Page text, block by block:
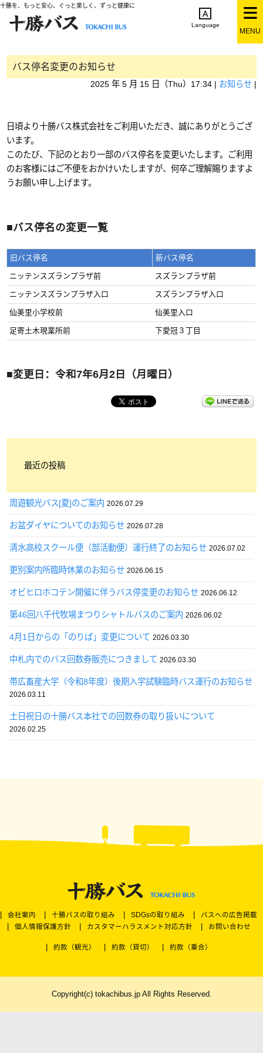
十勝を、もっと安心、ぐっと楽しく、ずっと健康に
Language
한국어
MENU
バス停名変更のお知らせ
2025 年 5 月 15 日（Thu）17:34 | お知らせ|
日頃より十勝バス株式会社をご利用いただき、誠にありがとうござ
います。
このたび、下記のとおり一部のバス停名を変更いたします。ご利用
のお客様にはご不便をおかけいたしますが、何卒ご理解賜りますよ
うお願い申し上げます。
■バス停名の変更一覧
旧バス停名 新バス停名
ニッテンスズランプラザ前 スズランプラザ前
ニッテンスズランプラザ入口 スズランプラザ入口
仙美里小学校前 仙美里入口
足寄土木現業所前 下愛冠３丁目
■変更日：令和7年6月2日（月曜日）
最近の投稿
周遊観光バス[夏]のご案内 2026.07.29
お盆ダイヤについてのお知らせ 2026.07.28
清水高校スクール便（部活動便）運行終了のお知らせ 2026.07.02
更別案内所臨時休業のお知らせ 2026.06.15
オビヒロホコテン開催に伴うバス停変更のお知らせ 2026.06.12
第46回八千代牧場まつりシャトルバスのご案内 2026.06.02
4月1日からの「のりば」変更について 2026.03.30
中札内でのバス回数券販売につきまして 2026.03.30
帯広畜産大学（令和8年度）後期入学試験臨時バス運行のお知らせ
2026.03.11
土日祝日の十勝バス本社での回数券の取り扱いについて
2026.02.25
会社案内 十勝バスの取り組み SDGsの取り組み
バスへの広告掲載
個人情報保護方針
カスタマーハラスメント対応方針 お問い合わせ
約款（観光） 約款（貸切） 約款（乗合）
Copyright(c) tokachibus.jp All Rights Reserved.